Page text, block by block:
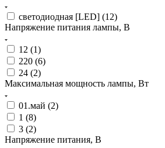
светодиодная [LED] (12)
Напряжение питания лампы, В
12 (1)
220 (6)
24 (2)
Максимальная мощность лампы, Вт
01.май (2)
1 (8)
3 (2)
Напряжение питания, В